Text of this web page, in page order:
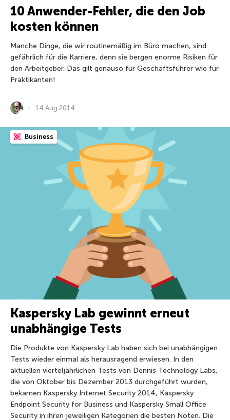
10 Anwender-Fehler, die den Job
kosten können
Manche Dinge, die wir routinemäßig im Büro machen, sind
gefährlich für die Karriere, denn sie bergen enorme Risiken für
den Arbeitgeber. Das gilt genauso für Geschäftsführer wie für
Praktikanten!
14 Aug 2014
Business
Kaspersky Lab gewinnt erneut
unabhängige Tests
Die Produkte von Kaspersky Lab haben sich bei unabhängigen
Tests wieder einmal als herausragend erwiesen. In den
aktuellen vierteljährlichen Tests von Dennis Technology Labs,
die von Oktober bis Dezember 2013 durchgeführt wurden,
bekamen Kaspersky Internet Security 2014, Kaspersky
Endpoint Security for Business und Kaspersky Small Office
Security in ihren jeweiligen Kategorien die besten Noten. Die